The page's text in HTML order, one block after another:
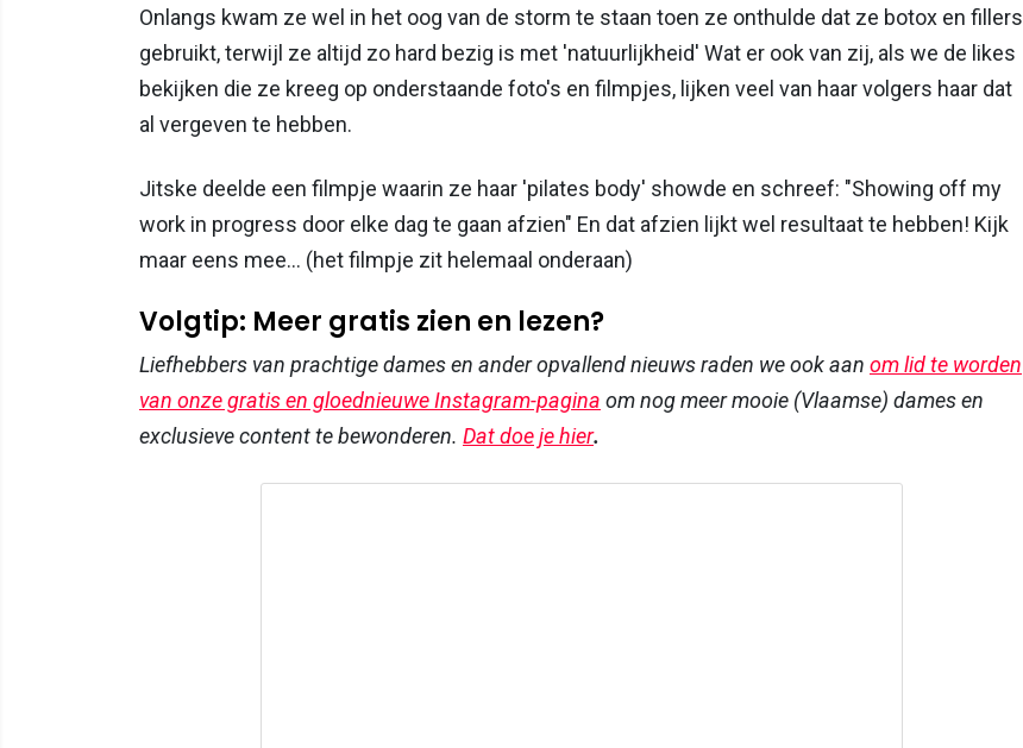
Onlangs kwam ze wel in het oog van de storm te staan toen ze onthulde dat ze botox en fillers
gebruikt, terwijl ze altijd zo hard bezig is met 'natuurlijkheid' Wat er ook van zij, als we de likes
bekijken die ze kreeg op onderstaande foto's en filmpjes, lijken veel van haar volgers haar dat
al vergeven te hebben.
Jitske deelde een filmpje waarin ze haar 'pilates body' showde en schreef: "Showing off my
work in progress door elke dag te gaan afzien" En dat afzien lijkt wel resultaat te hebben! Kijk
maar eens mee... (het filmpje zit helemaal onderaan)
Volgtip: Meer gratis zien en lezen?
Liefhebbers van prachtige dames en ander opvallend nieuws raden we ook aan om lid te worden
van onze gratis en gloednieuwe Instagram-pagina om nog meer mooie (Vlaamse) dames en
exclusieve content te bewonderen. Dat doe je hier.